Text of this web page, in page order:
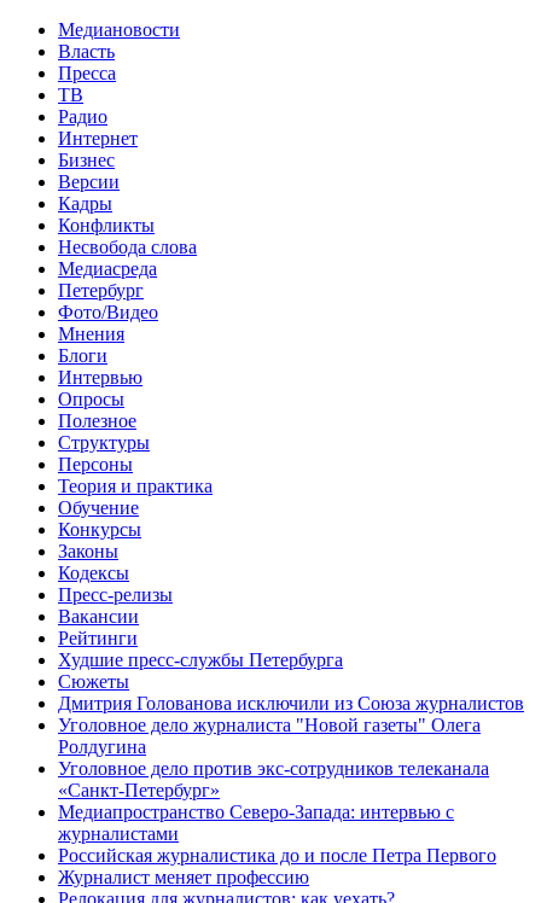
Медиановости
Власть
Пресса
ТВ
Радио
Интернет
Бизнес
Версии
Кадры
Конфликты
Несвобода слова
Медиасреда
Петербург
Фото/Видео
Мнения
Блоги
Интервью
Опросы
Полезное
Структуры
Персоны
Теория и практика
Обучение
Конкурсы
Законы
Кодексы
Пресс-релизы
Вакансии
Рейтинги
Худшие пресс-службы Петербурга
Сюжеты
Дмитрия Голованова исключили из Союза журналистов
Уголовное дело журналиста "Новой газеты" Олега
Ролдугина
Уголовное дело против экс-сотрудников телеканала
«Санкт-Петербург»
Медиапространство Северо-Запада: интервью с
журналистами
Российская журналистика до и после Петра Первого
Журналист меняет профессию
Релокация для журналистов: как уехать?